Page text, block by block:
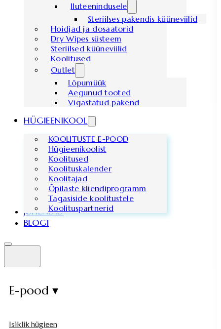
Iluteenindusele
Steriilses pakendis küüneviilid
Hoidjad ja dosaatorid
Dry Wipes süsteem
Steriilsed küüneviilid
Koolitused
Outlet
Lõpumüük
Aegunud tooted
Vigastatud pakend
HÜGIEENIKOOL
KOOLITUSTE E-POOD
Hügieenikoolist
Koolitused
Koolituskalender
Koolitajad
Õpilaste kliendiprogramm
Tagasiside koolitustele
Koolituspartnerid
JUHENDID
BLOGI
E-pood ▾
Isiklik hügieen